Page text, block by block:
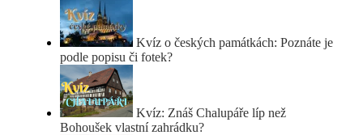
Kvíz o českých památkách: Poznáte je
podle popisu či fotek?
Kvíz: Znáš Chalupáře líp než
Bohoušek vlastní zahrádku?